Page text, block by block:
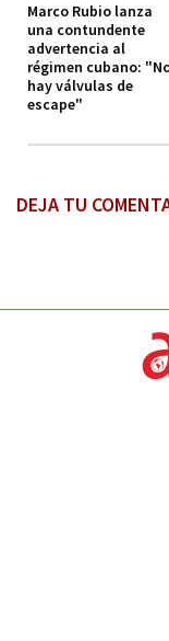
Marco Rubio lanza
una contundente
advertencia al
régimen cubano:
hay válvulas de
escape"
DEJA TU